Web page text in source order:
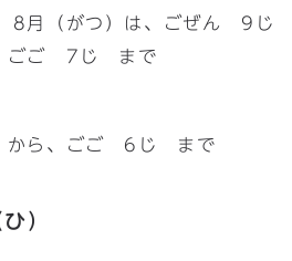
8月（がつ）は、ごぜん 9じ
ごご 7じ まで
ら、ごご 6じ まで
）